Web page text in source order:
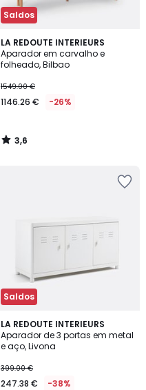
Saldos
LA REDOUTE INTERIEURS
Aparador em carvalho e
folheado, Bilbao
1549.00 €
1146.26 € -26%
3,6
/ 5
3,6
/
Saldos
LA REDOUTE INTERIEURS
Aparador de 3 portas em metal
e aço, Livona
399.00 €
247.38 € -38%
1
/
5